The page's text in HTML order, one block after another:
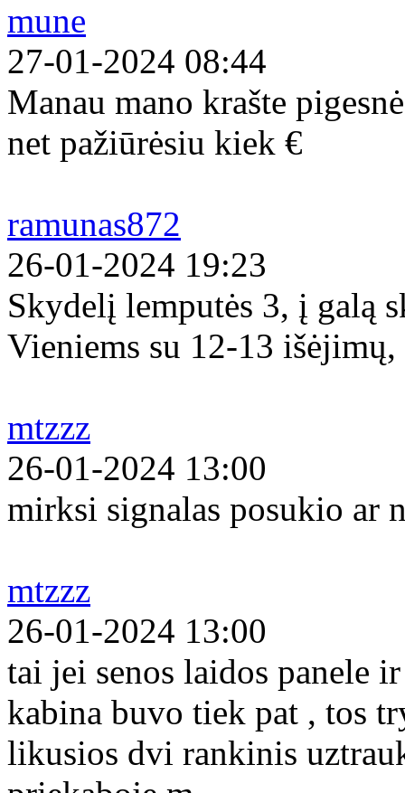
mune
27-01-2024 08:44
Manau mano krašte
net pažiūrėsiu kiek €
ramunas872
26-01-2024 19:23
Skydelį lemputės 3, į galą
Vieniems su 12-13 išėjimų,
mtzzz
26-01-2024 13:00
mirksi signalas posukio ar
mtzzz
26-01-2024 13:00
tai jei senos laidos panele
kabina buvo tiek pat , tos
likusios dvi rankinis